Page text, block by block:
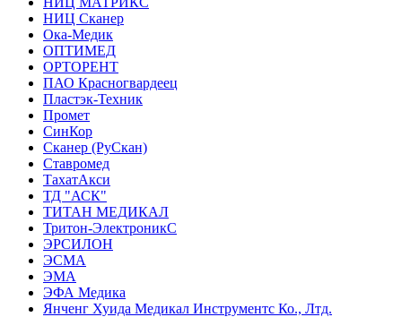
НИЦ Сканер
Ока-Медик
ОПТИМЕД
ОРТОРЕНТ
ПАО Красногвардеец
Пластэк-Техник
Промет
СинКор
Сканер (РуСкан)
Ставромед
ТахатАкси
ТД "АСК"
ТИТАН МЕДИКАЛ
Тритон-ЭлектроникС
ЭРСИЛОН
ЭСМА
ЭМА
ЭФА Медика
Янченг Хуида Медикал Инструментс Ко., Лтд.